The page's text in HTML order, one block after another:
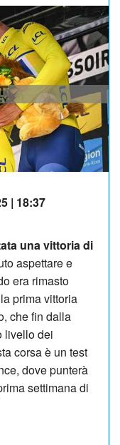
| 18:37
una vittoria di
aspettare e
era rimasto
prima vittoria
che fin dalla
livello dei
corsa è un test
dove punterà
settimana di